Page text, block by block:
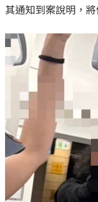
其通知到案說明，將